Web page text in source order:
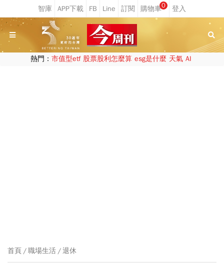
0
熱門： 市值型etf 股票股利怎麼算 esg是什麼 天氣 AI
首頁 職場生活 退休